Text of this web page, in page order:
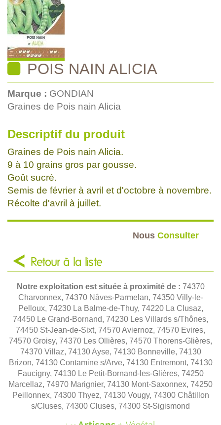
POIS NAIN ALICIA
Marque : GONDIAN
Graines de Pois nain Alicia
Descriptif du produit
Graines de Pois nain Alicia.
9 à 10 grains gros par gousse.
Goût sucré.
Semis de février à avril et d'octobre à novembre.
Récolte d'avril à juillet.
Nous Consulter
Retour à la liste
Notre exploitation est située à proximité de : 74370
Charvonnex, 74370 Nâves-Parmelan, 74350 Villy-le-
Pelloux, 74230 La Balme-de-Thuy, 74220 La Clusaz,
74450 Le Grand-Bornand, 74230 Les Villards s/Thônes,
74450 St-Jean-de-Sixt, 74570 Aviernoz, 74570 Evires,
74570 Groisy, 74370 Les Ollières, 74570 Thorens-Glières,
74370 Villaz, 74130 Ayse, 74130 Bonneville, 74130
Brizon, 74130 Contamine s/Arve, 74130 Entremont, 74130
Faucigny, 74130 Le Petit-Bornand-les-Glières, 74250
Marcellaz, 74970 Marignier, 74130 Mont-Saxonnex, 74250
Peillonnex, 74300 Thyez, 74130 Vougy, 74300 Châtillon
s/Cluses, 74300 Cluses, 74300 St-Sigismond